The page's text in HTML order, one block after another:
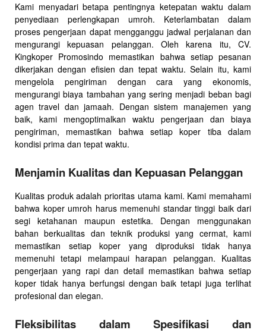
Kami menyadari betapa pentingnya ketepatan waktu dalam
penyediaan perlengkapan umroh. Keterlambatan dalam
proses pengerjaan dapat mengganggu jadwal perjalanan dan
mengurangi kepuasan pelanggan. Oleh karena itu, CV.
Kingkoper Promosindo memastikan bahwa setiap pesanan
dikerjakan dengan efisien dan tepat waktu. Selain itu, kami
mengelola pengiriman dengan cara yang ekonomis,
mengurangi biaya tambahan yang sering menjadi beban bagi
agen travel dan jamaah. Dengan sistem manajemen yang
baik, kami mengoptimalkan waktu pengerjaan dan biaya
pengiriman, memastikan bahwa setiap koper tiba dalam
kondisi prima dan tepat waktu.
Menjamin Kualitas dan Kepuasan Pelanggan
Kualitas produk adalah prioritas utama kami. Kami memahami
bahwa koper umroh harus memenuhi standar tinggi baik dari
segi ketahanan maupun estetika. Dengan menggunakan
bahan berkualitas dan teknik produksi yang cermat, kami
memastikan setiap koper yang diproduksi tidak hanya
memenuhi tetapi melampaui harapan pelanggan. Kualitas
pengerjaan yang rapi dan detail memastikan bahwa setiap
koper tidak hanya berfungsi dengan baik tetapi juga terlihat
profesional dan elegan.
Fleksibilitas dalam Spesifikasi dan